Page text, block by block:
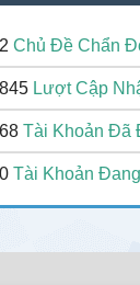
Chủ Đề Chẩn
Lượt Cập
Tài Khoản Đã
Tài Khoản